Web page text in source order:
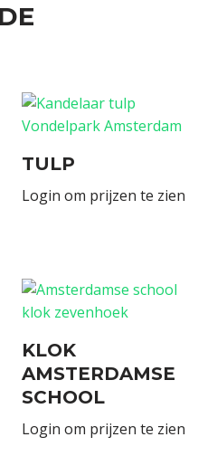
TULP
Login om prijzen te zien
KLOK
AMSTERDAMSE
SCHOOL
Login om prijzen te zien